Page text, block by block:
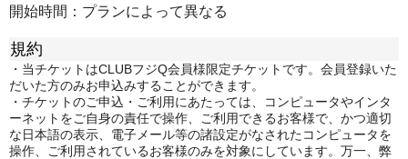
開始時間：プランによって異なる
規約
・当チケットはCLUBフジQ会員様限定チケットです。会員登録いた
だいた方のみお申込みすることができます。
・チケットのご申込・ご利用にあたっては、コンピュータやインタ
ーネットをご自身の責任で操作、ご利用できるお客様で、かつ適切
な日本語の表示、電子メール等の諸設定がなされたコンピュータを
操作、ご利用されているお客様のみを対象にしています。万一、弊